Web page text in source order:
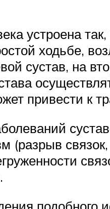
устроена
ходьбе,
сустав, на
привести к
(разрыв
подобного